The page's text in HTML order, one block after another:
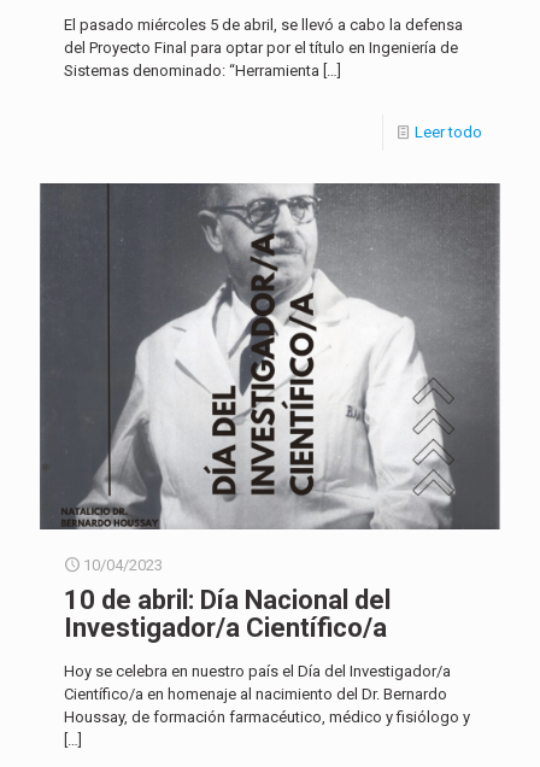
El pasado miércoles 5 de abril, se llevó a cabo la defensa
del Proyecto Final para optar por el título en Ingeniería de
Sistemas denominado: “Herramienta […]
Leer todo
10/04/2023
10 de abril: Día Nacional del
Investigador/a Científico/a
Hoy se celebra en nuestro país el Día del Investigador/a
Científico/a en homenaje al nacimiento del Dr. Bernardo
Houssay, de formación farmacéutico, médico y fisiólogo y
[…]